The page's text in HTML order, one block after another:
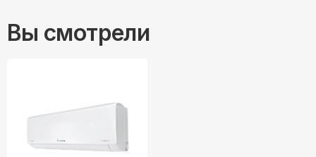
Вы смотрели